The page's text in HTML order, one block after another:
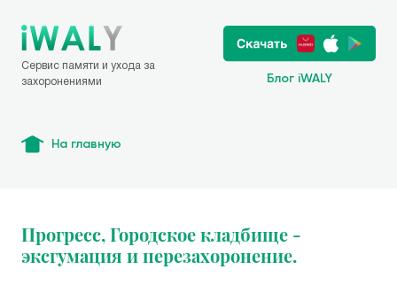
Сервис памяти и ухода за
захоронениями
Блог iWALY
На главную
Прогресс, Городское кладбище -
эксгумация и перезахоронение.